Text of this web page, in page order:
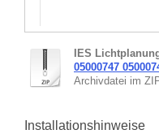
IES
05000747
Archivdatei im
Installationshinweise